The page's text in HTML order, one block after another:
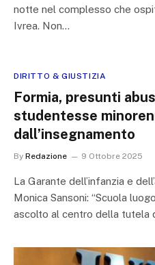
notte nel complesso che
Ivrea. Non…
DIRITTO & GIUSTIZIA
Formia, presunti
studentesse
dall’insegnamento
By Redazione 9 Ottobre 2025
La Garante dell’infanzia e
Monica Sansoni: “Scuola
ascolto al centro della tutela